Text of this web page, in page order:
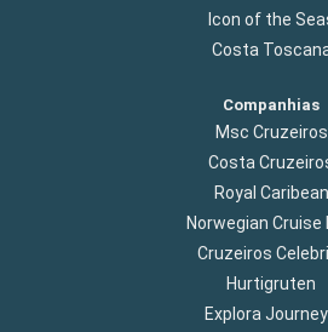
Icon of the
Costa
Companhias
Msc Cruzeiros
Costa
Royal Caribean
Norwegian Cruise
Cruzeiros
Hurtigruten
Explora